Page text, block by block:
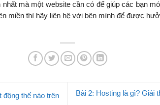
mà một website cần có để giúp các bạn
miền thì hãy liên hệ với bên mình để được
động thế nào trên
Bài 2: Hosting là gì? Giải